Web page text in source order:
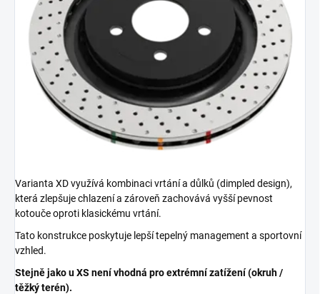
Varianta XD využívá kombinaci vrtání a důlků (dimpled design),
která zlepšuje chlazení a zároveň zachovává vyšší pevnost
kotouče oproti klasickému vrtání.
Tato konstrukce poskytuje lepší tepelný management a sportovní
vzhled.
Stejně jako u XS není vhodná pro extrémní zatížení (okruh /
těžký terén).